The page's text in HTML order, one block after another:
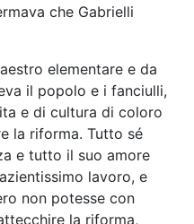
che Gabrielli
elementare e da
il popolo e i fanciulli,
e di cultura di coloro
la riforma. Tutto sé
e tutto il suo amore
lavoro, e
non potesse con
la riforma,